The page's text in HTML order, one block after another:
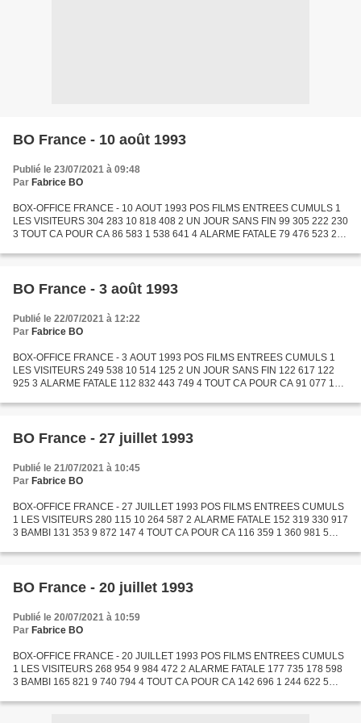
BO France - 10 août 1993
Publié le 23/07/2021 à 09:48
Par Fabrice BO
BOX-OFFICE FRANCE - 10 AOUT 1993 POS FILMS ENTREES CUMULS 1
LES VISITEURS 304 283 10 818 408 2 UN JOUR SANS FIN 99 305 222 230
3 TOUT CA POUR CA 86 583 1 538 641 4 ALARME FATALE 79 476 523 225
BO France - 3 août 1993
Publié le 22/07/2021 à 12:22
Par Fabrice BO
BOX-OFFICE FRANCE - 3 AOUT 1993 POS FILMS ENTREES CUMULS 1
LES VISITEURS 249 538 10 514 125 2 UN JOUR SANS FIN 122 617 122
925 3 ALARME FATALE 112 832 443 749 4 TOUT CA POUR CA 91 077 1
LECON...
BO France - 27 juillet 1993
Publié le 21/07/2021 à 10:45
Par Fabrice BO
BOX-OFFICE FRANCE - 27 JUILLET 1993 POS FILMS ENTREES CUMULS
1 LES VISITEURS 280 115 10 264 587 2 ALARME FATALE 152 319 330 917
3 BAMBI 131 353 9 872 147 4 TOUT CA POUR CA 116 359 1 360 981 5
BO France - 20 juillet 1993
Publié le 20/07/2021 à 10:59
Par Fabrice BO
BOX-OFFICE FRANCE - 20 JUILLET 1993 POS FILMS ENTREES CUMULS
1 LES VISITEURS 268 954 9 984 472 2 ALARME FATALE 177 735 178 598
3 BAMBI 165 821 9 740 794 4 TOUT CA POUR CA 142 696 1 244 622 5